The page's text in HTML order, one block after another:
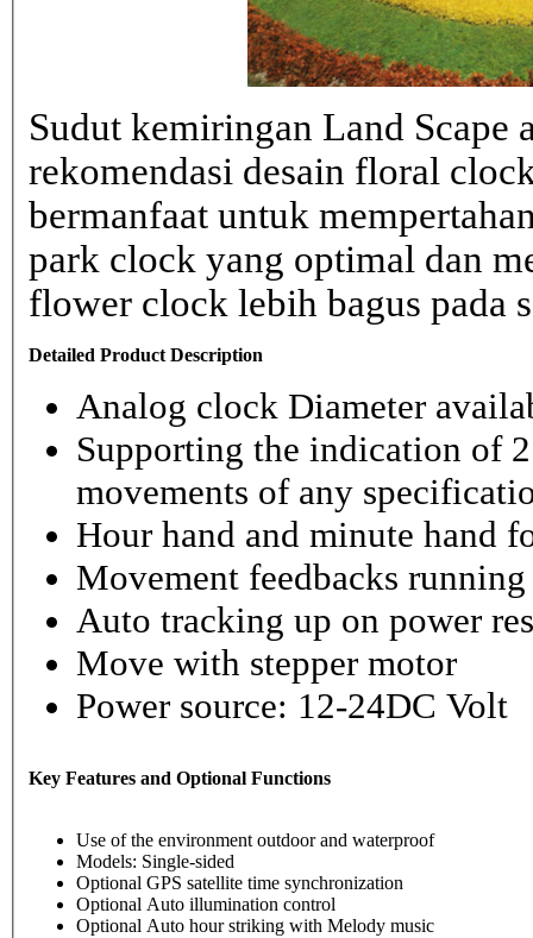
Sudut kemiringan Land Scape
rekomendasi desain floral
bermanfaat untuk
park clock yang optimal dan
flower clock lebih bagus pada
Detailed Product Description
Analog clock Diameter
Supporting the indication of
movements of any
Hour hand and minute hand
Movement feedbacks
Auto tracking up on power
Move with stepper motor
Power source: 12-24DC Volt
Key Features and Optional Functions
Use of the environment outdoor and waterproof
Models: Single-sided
Optional GPS satellite time synchronization
Optional Auto illumination control
Optional Auto hour striking with Melody music